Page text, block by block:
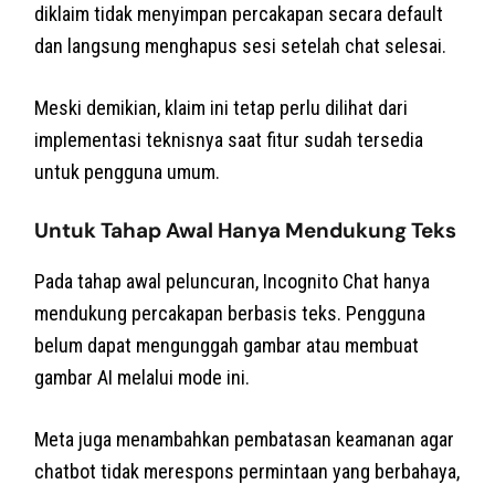
diklaim tidak menyimpan percakapan secara default
dan langsung menghapus sesi setelah chat selesai.
Meski demikian, klaim ini tetap perlu dilihat dari
implementasi teknisnya saat fitur sudah tersedia
untuk pengguna umum.
Untuk Tahap Awal Hanya Mendukung Teks
Pada tahap awal peluncuran, Incognito Chat hanya
mendukung percakapan berbasis teks. Pengguna
belum dapat mengunggah gambar atau membuat
gambar AI melalui mode ini.
Meta juga menambahkan pembatasan keamanan agar
chatbot tidak merespons permintaan yang berbahaya,